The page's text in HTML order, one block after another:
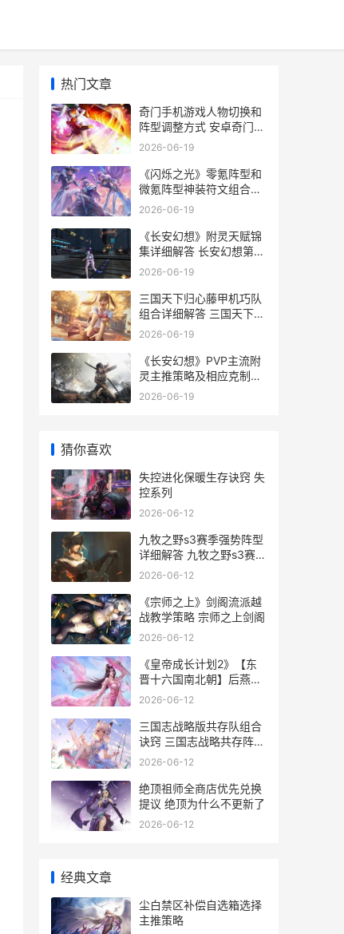
热门文章
奇门手机游戏人物切换和
阵型调整方式 安卓奇门实
用app
2026-06-19
《闪烁之光》零氪阵型和
微氪阵型神装符文组合策
略 闪烁之光v1
2026-06-19
《长安幻想》附灵天赋锦
集详细解答 长安幻想第二
季叫什么
2026-06-19
三国天下归心藤甲机巧队
组合详细解答 三国天下归
心藤甲兵固守技能详解与
2026-06-19
《长安幻想》PVP主流附
灵主推策略及相应克制策
略 《长安幻想》充值中心
2026-06-19
猜你喜欢
失控进化保暖生存诀窍 失
控系列
2026-06-12
九牧之野s3赛季强势阵型
详细解答 九牧之野s3赛季
新增英雄
2026-06-12
《宗师之上》剑阁流派越
战教学策略 宗师之上剑阁
2026-06-12
《皇帝成长计划2》【东
晋十六国南北朝】后燕世
祖
2026-06-12
三国志战略版共存队组合
诀窍 三国志战略共存阵容
搭配
2026-06-12
绝顶祖师全商店优先兑换
提议 绝顶为什么不更新了
2026-06-12
经典文章
尘白禁区补偿自选箱选择
主推策略